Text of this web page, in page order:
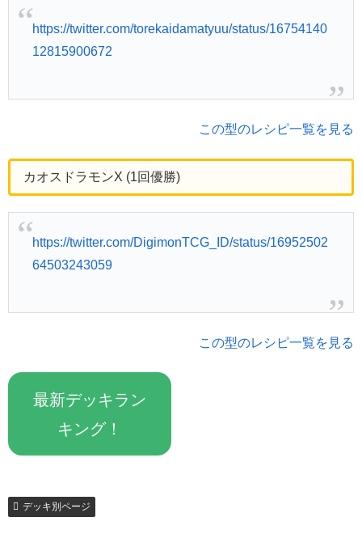
https://twitter.com/torekaidamatyuu/status/16754140
12815900672
この型のレシピ一覧を見る
カオスドラモンX (1回優勝)
https://twitter.com/DigimonTCG_ID/status/16952502
64503243059
この型のレシピ一覧を見る
最新デッキラン
キング！
デッキ別ページ